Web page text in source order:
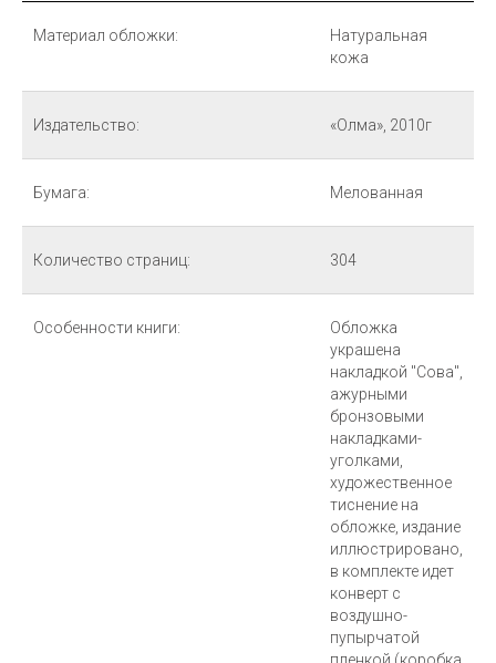
Материал обложки:
Натуральная
кожа
Издательство: «Олма», 2010г
Бумага: Мелованная
Количество страниц: 304
Особенности книги:
Обложка
украшена
накладкой "Сова",
ажурными
бронзовыми
накладками-
уголками,
художественное
тиснение на
обложке, издание
иллюстрировано,
в комплекте идет
конверт с
воздушно-
пупырчатой
пленкой (коробка